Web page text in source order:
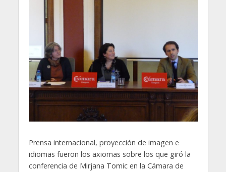
Prensa internacional, proyección de imagen e
idiomas fueron los axiomas sobre los que giró la
conferencia de Mirjana Tomic en la Cámara de